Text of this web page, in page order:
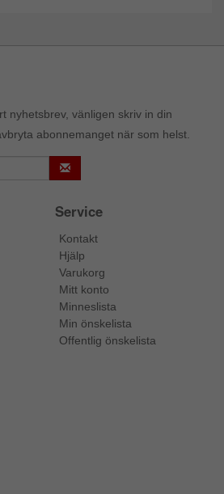
nyhetsbrev, vänligen skriv in din
abonnemanget när som helst.
Service
Kontakt
Hjälp
Varukorg
Mitt konto
Minneslista
Min önskelista
Offentlig önskelista